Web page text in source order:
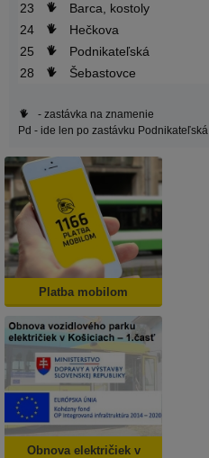
23
Barca, kostoly
24
Hečkova
25
Podnikateľská
28
Šebastovce
- zastávka na znamenie
Pd - ide len po zastávku Podnikateľská
Platba mobilom
Obnova električiek v